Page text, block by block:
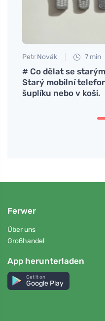
Petr Novák 7 min
# Co dělat se
Starý mobilní
šuplíku nebo v koši.
Ferwer
Über uns
Großhandel
App herunterladen
Get it on
Google Play